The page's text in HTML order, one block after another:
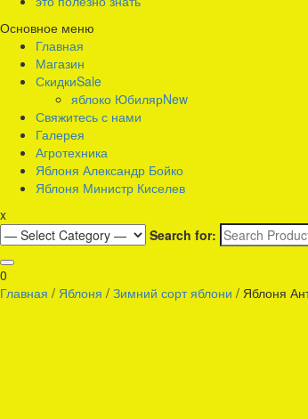
Яблоко что надо
интернет-магазин саженцев плодовых для
Основное меню
Главная
Магазин
СкидкиSale
яблоко ЮбилярNew
Свяжитесь с нами
Галерея
Агротехника
Яблоня Александр Бойко
Яблоня Министр Киселев
x
Search for:
0
Главная / Яблоня / Зимний сорт яблони / Яблоня